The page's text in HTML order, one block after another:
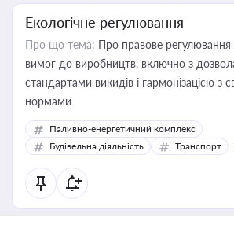
Екологічне регулювання
Про що тема: Про правове регулювання
вимог до виробництв, включно з
стандартами викидів і гармонізацією з
нормами
Паливно-енергетичний комплекс
Будівельна діяльність
Транспорт